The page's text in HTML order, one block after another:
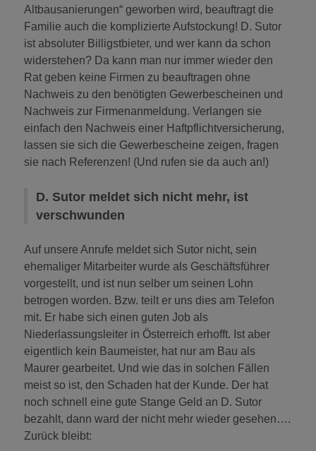
Altbausanierungen“ geworben wird, beauftragt die
Familie auch die komplizierte Aufstockung! D. Sutor
ist absoluter Billigstbieter, und wer kann da schon
widerstehen? Da kann man nur immer wieder den
Rat geben keine Firmen zu beauftragen ohne
Nachweis zu den benötigten Gewerbescheinen und
Nachweis zur Firmenanmeldung. Verlangen sie
einfach den Nachweis einer Haftpflichtversicherung,
lassen sie sich die Gewerbescheine zeigen, fragen
sie nach Referenzen! (Und rufen sie da auch an!)
D. Sutor meldet sich nicht mehr, ist
verschwunden
Auf unsere Anrufe meldet sich Sutor nicht, sein
ehemaliger Mitarbeiter wurde als Geschäftsführer
vorgestellt, und ist nun selber um seinen Lohn
betrogen worden. Bzw. teilt er uns dies am Telefon
mit. Er habe sich einen guten Job als
Niederlassungsleiter in Österreich erhofft. Ist aber
eigentlich kein Baumeister, hat nur am Bau als
Maurer gearbeitet. Und wie das in solchen Fällen
meist so ist, den Schaden hat der Kunde. Der hat
noch schnell eine gute Stange Geld an D. Sutor
bezahlt, dann ward der nicht mehr wieder gesehen….
Zurück bleibt: